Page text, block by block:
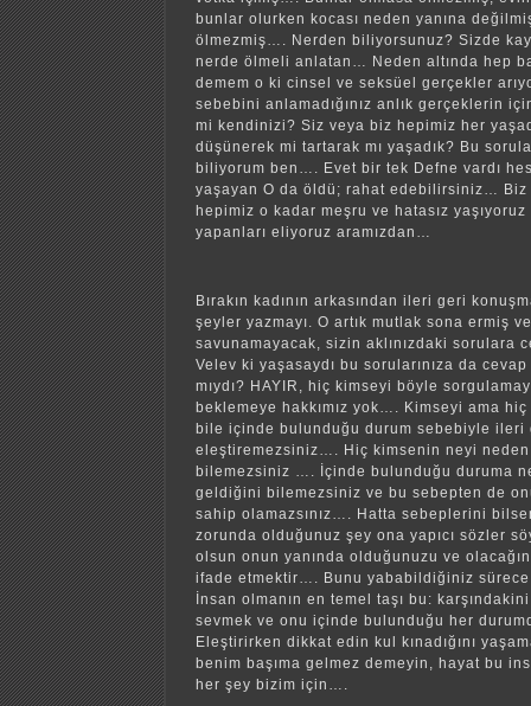
bunlar olurken kocası neden yanına
ölmezmiş…. Nerden biliyorsunuz? Sizde
nerde ölmeli anlatan… Neden altında hep
demem o ki cinsel ve seksüel gerçekler
sebebini anlamadığınız anlık gerçeklerin
mi kendinizi? Siz veya biz hepimiz her
düşünerek mi tartarak mı yaşadık? Bu
biliyorum ben…. Evet bir tek Defne vardı
yaşayan O da öldü; rahat edebilirsiniz…
hepimiz o kadar meşru ve hatasız
yapanları eliyoruz aramızdan…
Bırakın kadının arkasından ileri geri
şeyler yazmayı. O artık mutlak sona ermiş
savunamayacak, sizin aklınızdaki sorulara
Velev ki yaşasaydı bu sorularınıza da
mıydı? HAYIR, hiç kimseyi böyle
beklemeye hakkımız yok…. Kimseyi ama hiç
bile içinde bulunduğu durum sebebiyle ileri
eleştiremezsiniz…. Hiç kimsenin neyi neden
bilemezsiniz …. İçinde bulunduğu duruma
geldiğini bilemezsiniz ve bu sebepten de
sahip olamazsınız…. Hatta sebeplerini
zorunda olduğunuz şey ona yapıcı sözler
olsun onun yanında olduğunuzu ve
ifade etmektir…. Bunu yababildiğiniz sürece
İnsan olmanın en temel taşı bu:
sevmek ve onu içinde bulunduğu her
Eleştirirken dikkat edin kul kınadığını
benim başıma gelmez demeyin, hayat bu
her şey bizim için….